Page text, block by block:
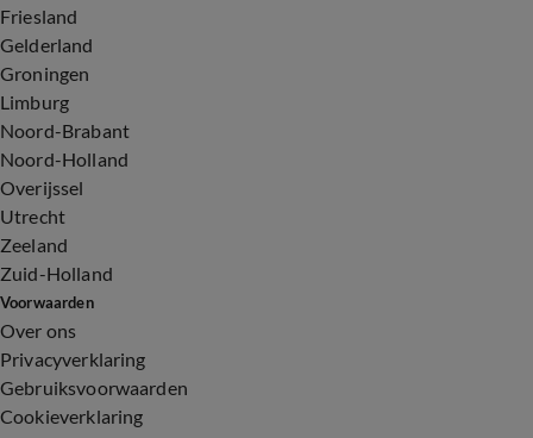
Friesland
Gelderland
Groningen
Limburg
Noord-Brabant
Noord-Holland
Overijssel
Utrecht
Zeeland
Zuid-Holland
Voorwaarden
Over ons
Privacyverklaring
Gebruiksvoorwaarden
Cookieverklaring